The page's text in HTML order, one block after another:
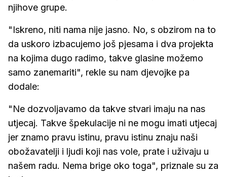
njihove grupe.
"Iskreno, niti nama nije jasno. No, s obzirom na to
da uskoro izbacujemo još pjesama i dva projekta
na kojima dugo radimo, takve glasine možemo
samo zanemariti", rekle su nam djevojke pa
dodale:
"Ne dozvoljavamo da takve stvari imaju na nas
utjecaj. Takve špekulacije ni ne mogu imati utjecaj
jer znamo pravu istinu, pravu istinu znaju naši
obožavatelji i ljudi koji nas vole, prate i uživaju u
našem radu. Nema brige oko toga", priznale su za